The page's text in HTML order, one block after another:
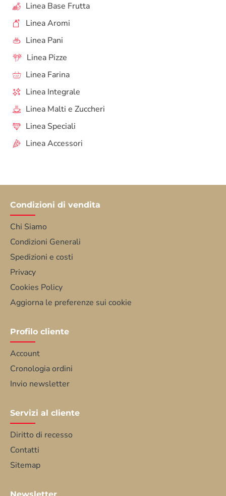
Linea Base Frutta
Linea Aromi
Linea Pani
Linea Pizze
Linea Farina
Linea Integrale
Linea Malti e Zuccheri
Linea Speciali
Linea Accessori
Condizioni di vendita
Chi Siamo
Condizioni Generali
Spedizioni e costi
Privacy
Cookies Policy
Aggiorna le preferenze sui cookie
Profilo cliente
Account
Cronologia ordini
Invio newsletter
Servizi al cliente
Diritto di recesso
Contatti
Sitemap